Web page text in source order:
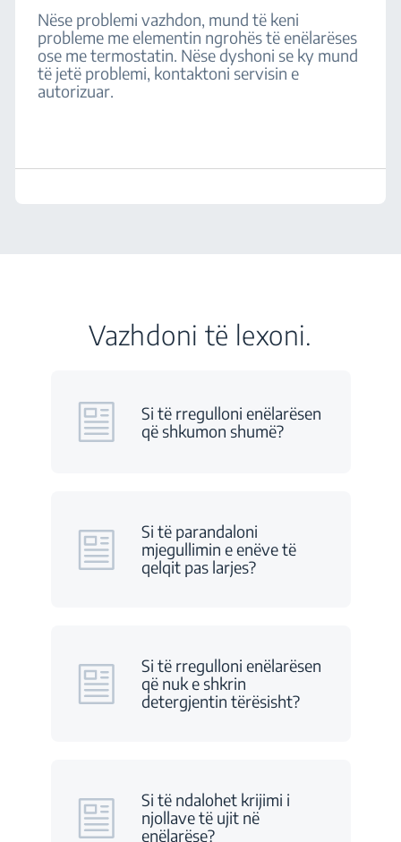
Nëse problemi vazhdon, mund të keni
probleme me elementin ngrohës të enëlarëses
ose me termostatin. Nëse dyshoni se ky mund
të jetë problemi, kontaktoni servisin e
autorizuar.
Vazhdoni të lexoni.
Si të rregulloni enëlarësen
që shkumon shumë?
Si të parandaloni
mjegullimin e enëve të
qelqit pas larjes?
Si të rregulloni enëlarësen
që nuk e shkrin
detergjentin tërësisht?
Si të ndalohet krijimi i
njollave të ujit në
enëlarëse?